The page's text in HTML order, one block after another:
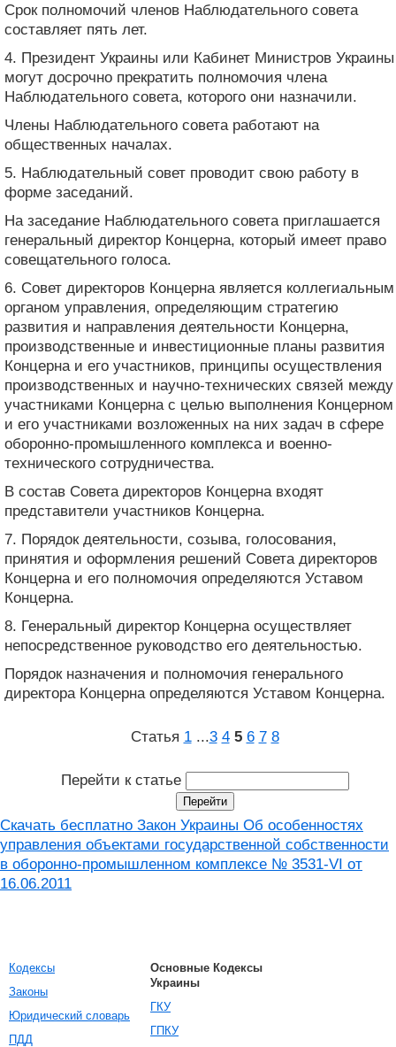
Срок полномочий членов Наблюдательного совета
составляет пять лет.
4. Президент Украины или Кабинет Министров Украины
могут досрочно прекратить полномочия члена
Наблюдательного совета, которого они назначили.
Члены Наблюдательного совета работают на
общественных началах.
5. Наблюдательный совет проводит свою работу в
форме заседаний.
На заседание Наблюдательного совета приглашается
генеральный директор Концерна, который имеет право
совещательного голоса.
6. Совет директоров Концерна является коллегиальным
органом управления, определяющим стратегию
развития и направления деятельности Концерна,
производственные и инвестиционные планы развития
Концерна и его участников, принципы осуществления
производственных и научно-технических связей между
участниками Концерна с целью выполнения Концерном
и его участниками возложенных на них задач в сфере
оборонно-промышленного комплекса и военно-
технического сотрудничества.
В состав Совета директоров Концерна входят
представители участников Концерна.
7. Порядок деятельности, созыва, голосования,
принятия и оформления решений Совета директоров
Концерна и его полномочия определяются Уставом
Концерна.
8. Генеральный директор Концерна осуществляет
непосредственное руководство его деятельностью.
Порядок назначения и полномочия генерального
директора Концерна определяются Уставом Концерна.
Статья 1 ...3 4 5 6 7 8
Перейти к статье
Скачать бесплатно Закон Украины Об особенностях
управления объектами государственной собственности
в оборонно-промышленном комплексе № 3531-VI от
16.06.2011
Кодексы
Законы
Юридический словарь
ПДД
Основные Кодексы
Украины
ГКУ
ГПКУ